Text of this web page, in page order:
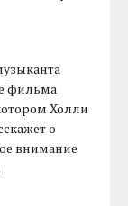
фильма
Холли
о
внимание